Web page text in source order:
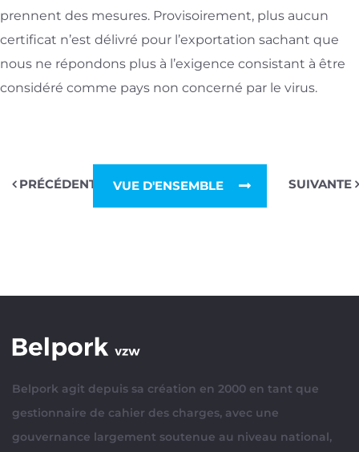
prennent des mesures. Provisoirement, plus aucun
certificat n’est délivré pour l’exportation sachant que
nous ne répondons plus à l’exigence consistant à être
considéré comme pays non concerné par le virus.
PRÉCÉDENT SUIVANTE
VUE D'ENSEMBLE
Belpork agit depuis sa création en 2000 en tant que
gestionnaire de cahier des charges, avec une
gouvernance largement soutenue au niveau national,